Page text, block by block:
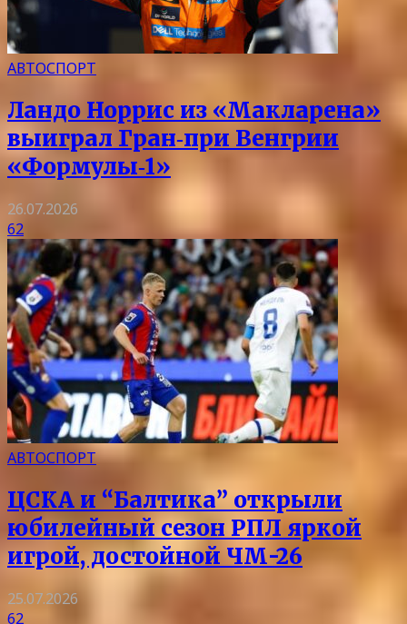
АВТОСПОРТ
Ландо Норрис из «Макларена»
выиграл Гран‑при Венгрии
«Формулы‑1»
26.07.2026
62
АВТОСПОРТ
ЦСКА и “Балтика” открыли
юбилейный сезон РПЛ яркой
игрой, достойной ЧМ-26
25.07.2026
62